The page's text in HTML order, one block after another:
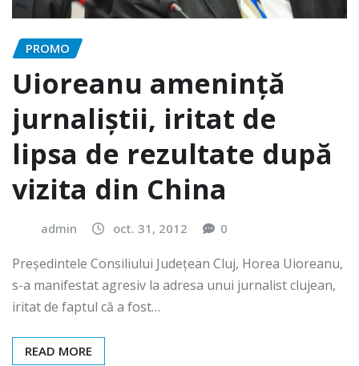
PROMO
Uioreanu amenință
jurnaliștii, iritat de
lipsa de rezultate după
vizita din China
admin oct. 31, 2012 0
Președintele Consiliului Județean Cluj, Horea Uioreanu,
s-a manifestat agresiv la adresa unui jurnalist clujean,
iritat de faptul că a fost…
READ MORE